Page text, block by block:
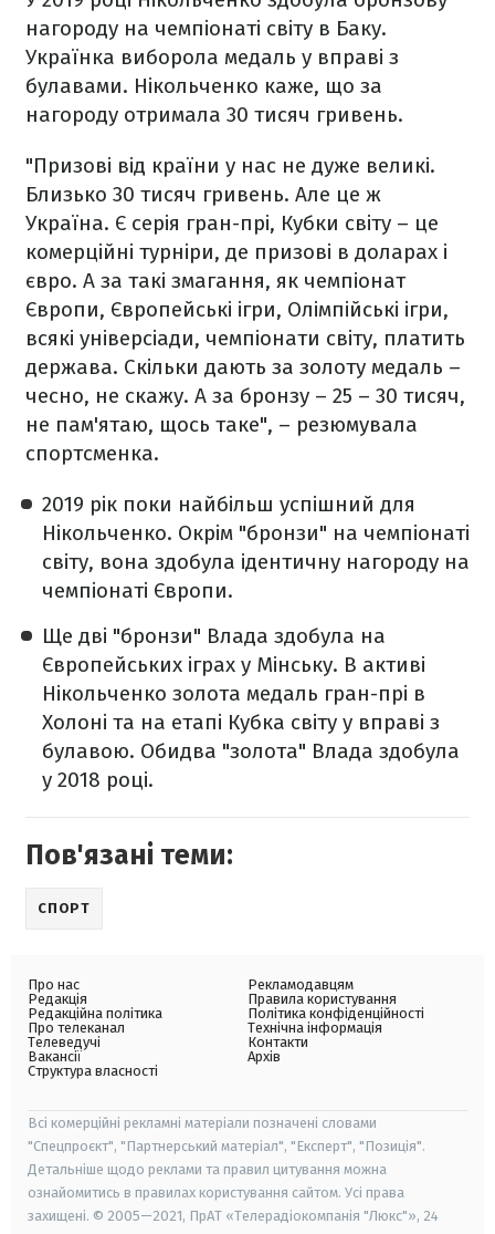
нагороду на чемпіонаті світу в Баку.
Українка виборола медаль у вправі з
булавами. Нікольченко каже, що за
нагороду отримала 30 тисяч гривень.
"Призові від країни у нас не дуже великі.
Близько 30 тисяч гривень. Але це ж
Україна. Є серія гран-прі, Кубки світу – це
комерційні турніри, де призові в доларах і
євро. А за такі змагання, як чемпіонат
Європи, Європейські ігри, Олімпійські ігри,
всякі універсіади, чемпіонати світу, платить
держава. Скільки дають за золоту медаль –
чесно, не скажу. А за бронзу – 25 – 30 тисяч,
не пам'ятаю, щось таке", – резюмувала
спортсменка.
2019 рік поки найбільш успішний для
Нікольченко. Окрім "бронзи" на чемпіонаті
світу, вона здобула ідентичну нагороду на
чемпіонаті Європи.
Ще дві "бронзи" Влада здобула на
Європейських іграх у Мінську. В активі
Нікольченко золота медаль гран-прі в
Холоні та на етапі Кубка світу у вправі з
булавою. Обидва "золота" Влада здобула
у 2018 році.
Пов'язані теми:
СПОРТ
Про нас
Редакція
Редакційна політика
Про телеканал
Телеведучі
Вакансії
Структура власності
Рекламодавцям
Правила користування
Політика конфіденційності
Технічна інформація
Контакти
Архів
Всі комерційні рекламні матеріали позначені словами
"Спецпроєкт", "Партнерський матеріал", "Експерт", "Позиція".
Детальніше щодо реклами та правил цитування можна
ознайомитись в правилах користування сайтом. Усі права
захищені. © 2005—2021, ПрАТ «Телерадіокомпанія "Люкс"», 24